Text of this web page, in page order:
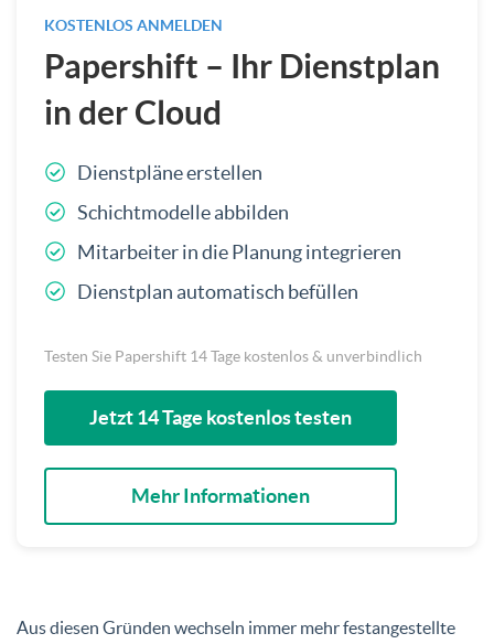
KOSTENLOS ANMELDEN
Papershift – Ihr Dienstplan
in der Cloud
Dienstpläne erstellen
Schichtmodelle abbilden
Mitarbeiter in die Planung integrieren
Dienstplan automatisch befüllen
Testen Sie Papershift 14 Tage kostenlos & unverbindlich
Jetzt 14 Tage kostenlos testen
Mehr Informationen
Aus diesen Gründen wechseln immer mehr festangestellte